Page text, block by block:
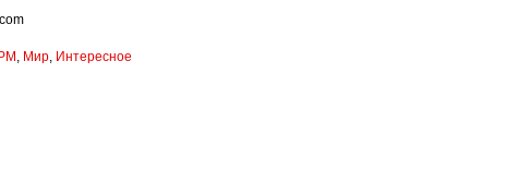
, Мир, Интересное